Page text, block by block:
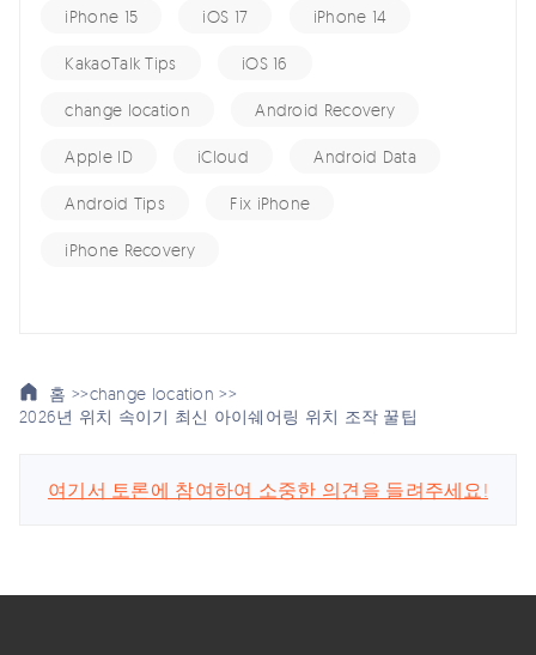
iPhone 15 iOS 17 iPhone 14
KakaoTalk Tips iOS 16
change location Android Recovery
Apple ID iCloud Android Data
Android Tips Fix iPhone
iPhone Recovery
홈 >>change location >>
2026년 위치 속이기 최신 아이쉐어링 위치 조작 꿀팁
여기서 토론에 참여하여 소중한 의견을 들려주세요!